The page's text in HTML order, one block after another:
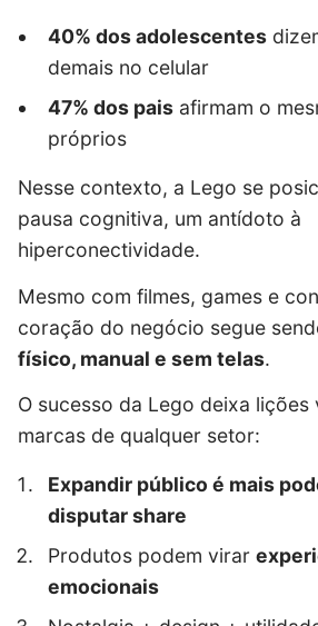
40% dos adolescentes
demais no celular
47% dos pais afirmam o
próprios
Nesse contexto, a Lego se
pausa cognitiva, um antídoto à
hiperconectividade.
Mesmo com filmes, games e
coração do negócio segue
físico, manual e sem telas.
O sucesso da Lego deixa lições
marcas de qualquer setor:
Expandir público é mais
disputar share
Produtos podem virar
emocionais